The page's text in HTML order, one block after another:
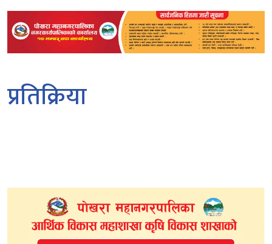
प्रतिक्रिया